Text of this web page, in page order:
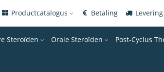
Productcatalogus Betaling Levering
Steroïden Orale Steroïden Post-Cyclus